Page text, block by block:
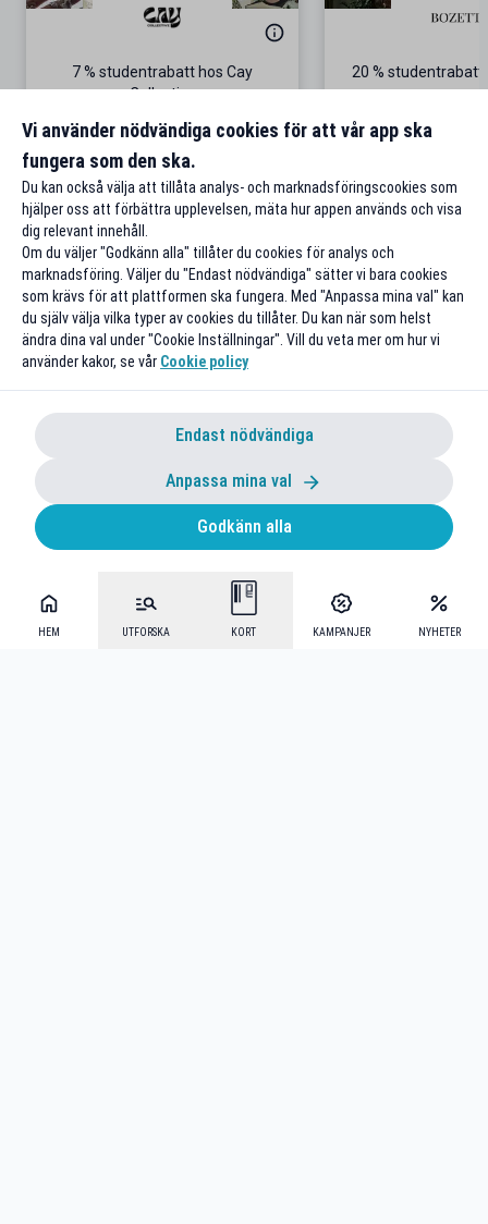
HEM UTFORSKA KORT KAMPANJER NYHETER
7 % studentrabatt hos Cay
Collective
Till rabatten
20 %
Vi använder nödvändiga cookies för att vår app ska
fungera som den ska.
Du kan också välja att tillåta analys- och marknadsföringscookies som
hjälper oss att förbättra upplevelsen, mäta hur appen används och visa
dig relevant innehåll.
Om du väljer "Godkänn alla" tillåter du cookies för analys och
marknadsföring. Väljer du "Endast nödvändiga" sätter vi bara cookies
som krävs för att plattformen ska fungera. Med "Anpassa mina val" kan
du själv välja vilka typer av cookies du tillåter. Du kan när som helst
ändra dina val under "Cookie Inställningar". Vill du veta mer om hur vi
använder kakor, se vår Cookie policy
Endast nödvändiga
Anpassa mina val
Godkänn alla